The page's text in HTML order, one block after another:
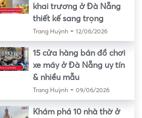
khai trương ở Đà Nẵng
thiết kế sang trọng
Trang Huỳnh- 12/06/2026
15 cửa hàng bán đồ chơi
xe máy ở Đà Nẵng uy tín
& nhiều mẫu
Trang Huỳnh- 09/06/2026
Khám phá 10 nhà thờ ở